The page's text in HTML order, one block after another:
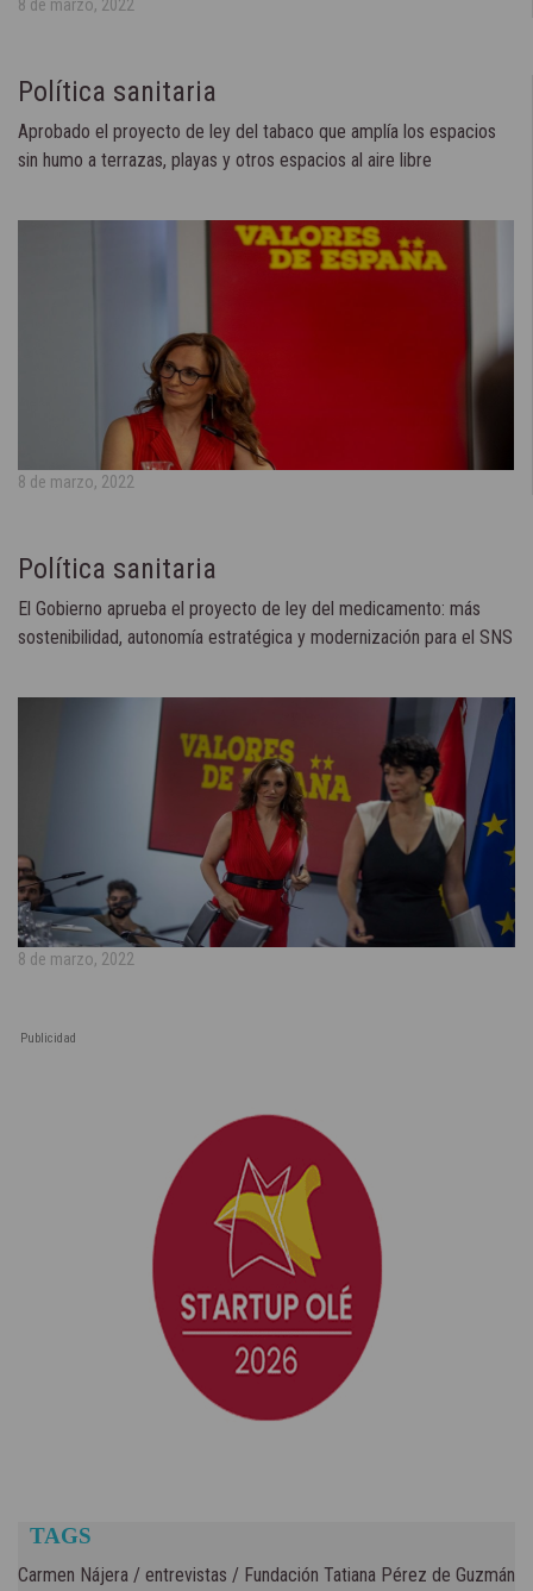
8 de marzo, 2022
Política sanitaria
Aprobado el proyecto de ley del tabaco que amplía los espacios
sin humo a terrazas, playas y otros espacios al aire libre
8 de marzo, 2022
Política sanitaria
El Gobierno aprueba el proyecto de ley del medicamento: más
sostenibilidad, autonomía estratégica y modernización para el SNS
8 de marzo, 2022
Publicidad
TAGS
Carmen Nájera / entrevistas / Fundación Tatiana Pérez de Guzmán